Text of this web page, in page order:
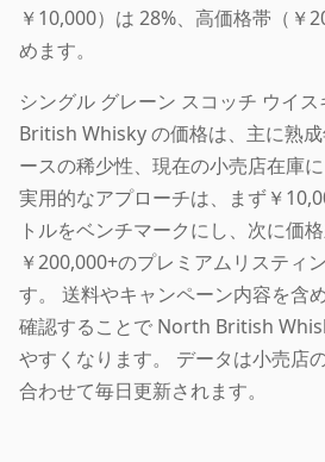
￥10,000）は 28%、高価格帯（￥
めます。
シングル グレーン スコッチ ウイ
British Whisky の価格は、主に熟
ースの稀少性、現在の小売店在庫に
実用的なアプローチは、まず￥
トルをベンチマークにし、次に価
￥200,000+のプレミアムリスティ
す。 送料やキャンペーン内容を含
確認することで North British
やすくなります。 データは小売店
合わせて毎日更新されます。